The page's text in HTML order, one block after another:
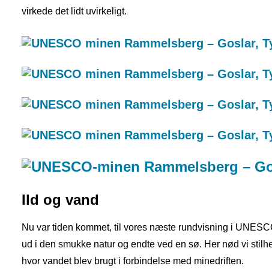
virkede det lidt uvirkeligt.
Ild og vand
Nu var tiden kommet, til vores næste rundvisning i
ud i den smukke natur og endte ved en sø. Her nød vi
hvor vandet blev brugt i forbindelse med minedriften.